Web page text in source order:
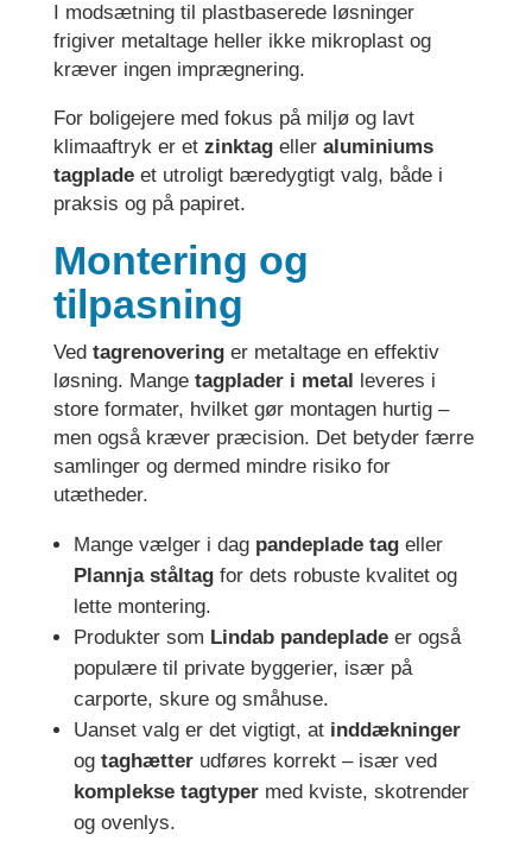
I modsætning til plastbaserede løsninger
frigiver metaltage heller ikke mikroplast og
kræver ingen imprægnering.
For boligejere med fokus på miljø og lavt
klimaaftryk er et zinktageller aluminiums
tagpladeet utroligt bæredygtigt valg, både i
praksis og på papiret.
Montering og
tilpasning
Ved tagrenoveringer metaltage en effektiv
løsning. Mange tagplader i metal leveres i
store formater, hvilket gør montagen hurtig –
men også kræver præcision. Det betyder færre
samlinger og dermed mindre risiko for
utætheder.
Mange vælger i dag pandeplade tageller
Plannja ståltagfor dets robuste kvalitet og
lette montering.
Produkter som Lindab pandepladeer også
populære til private byggerier, især på
carporte, skure og småhuse.
Uanset valg er det vigtigt, at inddækninger
og taghætterudføres korrekt – især ved
komplekse tagtypermed kviste, skotrender
og ovenlys.